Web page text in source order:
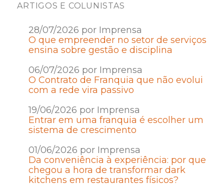
ARTIGOS E COLUNISTAS
28/07/2026 por Imprensa
O que empreender no setor de serviços
ensina sobre gestão e disciplina
06/07/2026 por Imprensa
O Contrato de Franquia que não evolui
com a rede vira passivo
19/06/2026 por Imprensa
Entrar em uma franquia é escolher um
sistema de crescimento
01/06/2026 por Imprensa
Da conveniência à experiência: por que
chegou a hora de transformar dark
kitchens em restaurantes físicos?